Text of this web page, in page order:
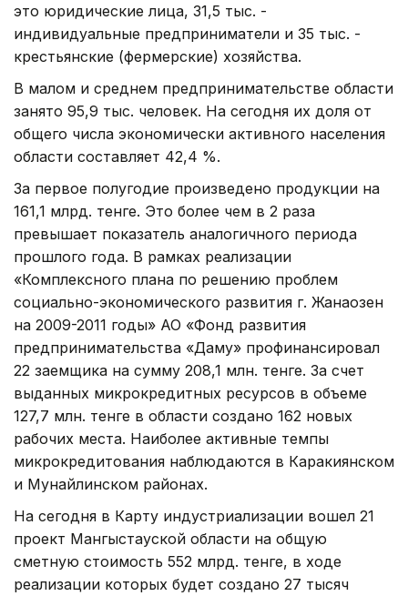
это юридические лица, 31,5 тыс. -
индивидуальные предприниматели и 35 тыс. -
крестьянские (фермерские) хозяйства.
В малом и среднем предпринимательстве области
занято 95,9 тыс. человек. На сегодня их доля от
общего числа экономически активного населения
области составляет 42,4 %.
За первое полугодие произведено продукции на
161,1 млрд. тенге. Это более чем в 2 раза
превышает показатель аналогичного периода
прошлого года. В рамках реализации
«Комплексного плана по решению проблем
социально-экономического развития г. Жанаозен
на 2009-2011 годы» АО «Фонд развития
предпринимательства «Даму» профинансировал
22 заемщика на сумму 208,1 млн. тенге. За счет
выданных микрокредитных ресурсов в объеме
127,7 млн. тенге в области создано 162 новых
рабочих места. Наиболее активные темпы
микрокредитования наблюдаются в Каракиянском
и Мунайлинском районах.
На сегодня в Карту индустриализации вошел 21
проект Мангыстауской области на общую
сметную стоимость 552 млрд. тенге, в ходе
реализации которых будет создано 27 тысяч